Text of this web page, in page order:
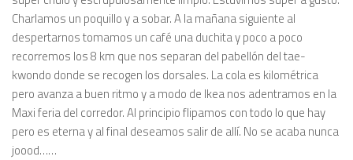
Charlamos un poquillo y a sobar. A la mañana siguiente al
despertarnos tomamos un café una duchita y poco a poco
recorremos los 8 km que nos separan del pabellón del tae-
kwondo donde se recogen los dorsales. La cola es kilométrica
pero avanza a buen ritmo y a modo de Ikea nos adentramos en la
Maxi feria del corredor. Al principio flipamos con todo lo que hay
pero es eterna y al final deseamos salir de allí. No se acaba nunca
joood……